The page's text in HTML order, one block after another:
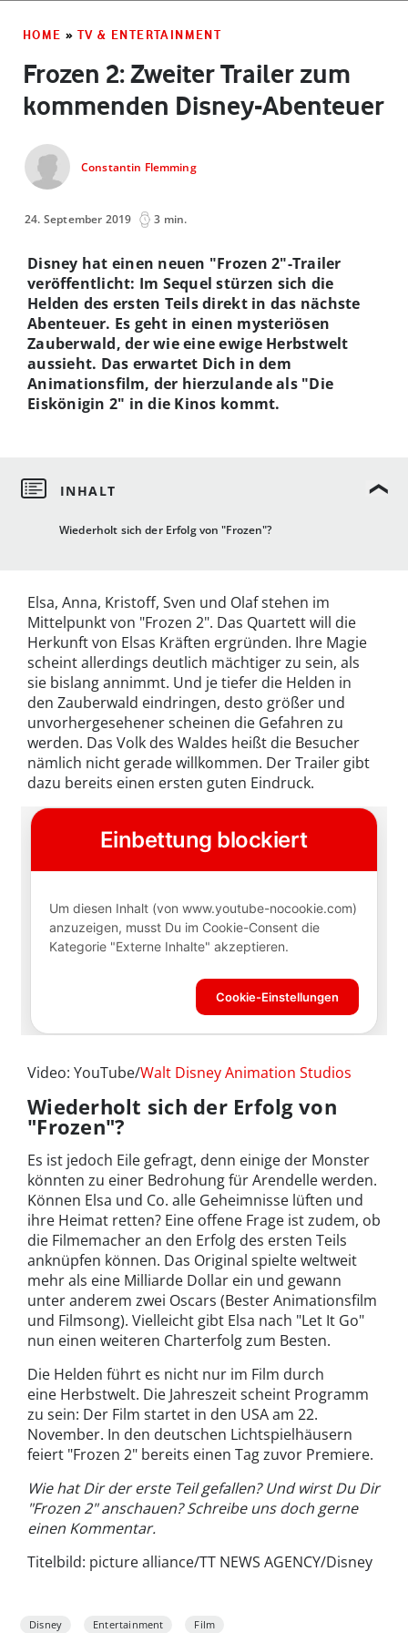
HOME » TV & ENTERTAINMENT
Frozen 2: Zweiter Trailer zum
kommenden Disney-Abenteuer
Constantin Flemming
24. September 2019 3 min.
Wiederholt sich der Erfolg von "Frozen"?
Disney hat einen neuen "Frozen 2"-Trailer
veröffentlicht: Im Sequel stürzen sich die
Helden des ersten Teils direkt in das nächste
Abenteuer. Es geht in einen mysteriösen
Zauberwald, der wie eine ewige Herbstwelt
aussieht. Das erwartet Dich in dem
Animationsfilm, der hierzulande als "Die
Eiskönigin 2" in die Kinos kommt.
Elsa, Anna, Kristoff, Sven und Olaf stehen im
Mittelpunkt von "Frozen 2". Das Quartett will die
Herkunft von Elsas Kräften ergründen. Ihre Magie
scheint allerdings deutlich mächtiger zu sein, als
sie bislang annimmt. Und je tiefer die Helden in
den Zauberwald eindringen, desto größer und
unvorhergesehener scheinen die Gefahren zu
werden. Das Volk des Waldes heißt die Besucher
nämlich nicht gerade willkommen. Der Trailer gibt
dazu bereits einen ersten guten Eindruck.
Video: YouTube/Walt Disney Animation Studios
Wiederholt sich der Erfolg von
"Frozen"?
Es ist jedoch Eile gefragt, denn einige der Monster
könnten zu einer Bedrohung für Arendelle werden.
Können Elsa und Co. alle Geheimnisse lüften und
ihre Heimat retten? Eine offene Frage ist zudem, ob
die Filmemacher an den Erfolg des ersten Teils
anknüpfen können. Das Original spielte weltweit
mehr als eine Milliarde Dollar ein und gewann
unter anderem zwei Oscars (Bester Animationsfilm
und Filmsong). Vielleicht gibt Elsa nach "Let It Go"
nun einen weiteren Charterfolg zum Besten.
Die Helden führt es nicht nur im Film durch
eine Herbstwelt. Die Jahreszeit scheint Programm
zu sein: Der Film startet in den USA am 22.
November. In den deutschen Lichtspielhäusern
feiert "Frozen 2" bereits einen Tag zuvor Premiere.
Wie hat Dir der erste Teil gefallen? Und wirst Du Dir
"Frozen 2" anschauen? Schreibe uns doch gerne
einen Kommentar.
Titelbild: picture alliance/TT NEWS AGENCY/Disney
Disney Entertainment Film